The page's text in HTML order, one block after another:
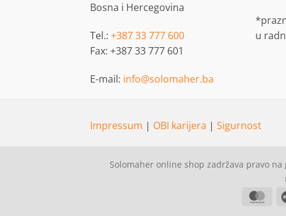
Bosna i Hercegovina
Tel.: +387 33 777 600
Fax: +387 33 777 601
E-mail: info@solomaher.ba
u
Impressum | OBI karijera | Sigurnost
Solomaher online shop zadržava pravo